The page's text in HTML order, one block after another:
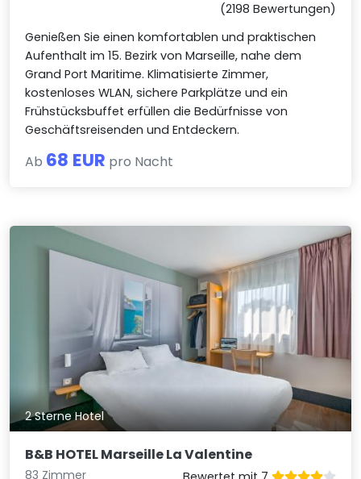
(2198 Bewertungen)
Genießen Sie einen komfortablen und praktischen
Aufenthalt im 15. Bezirk von Marseille, nahe dem
Grand Port Maritime. Klimatisierte Zimmer,
kostenloses WLAN, sichere Parkplätze und ein
Frühstücksbuffet erfüllen die Bedürfnisse von
Geschäftsreisenden und Entdeckern.
Ab 68 EUR pro Nacht
2 Sterne Hotel
B&B HOTEL Marseille La Valentine
83 Zimmer